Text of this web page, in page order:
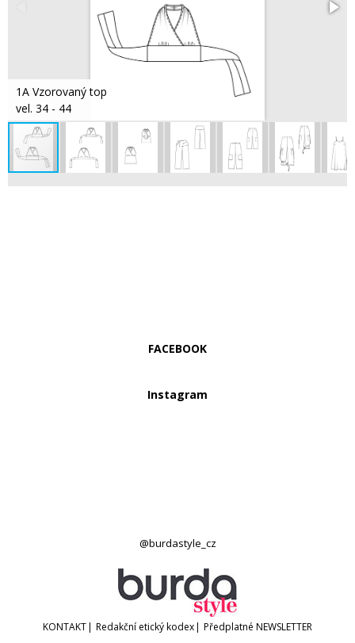
1A Vzorovaný top
vel. 34 - 44
FACEBOOK
Instagram
@burdastyle_cz
KONTAKT| Redakční etický kodex| Předplatné NEWSLETTER